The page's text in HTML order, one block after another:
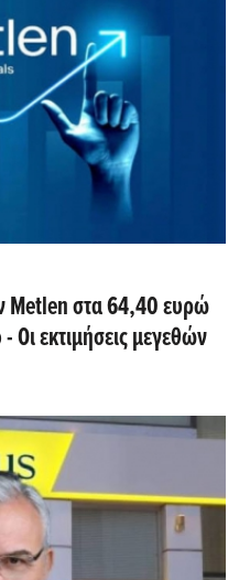
Metlen στα 64,40 ευρώ
Οι εκτιμήσεις μεγεθών